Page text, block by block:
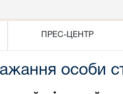
ПРЕС-ЦЕНТР
особи